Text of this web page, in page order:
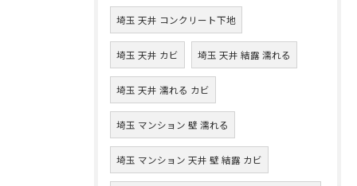
埼玉 天井 コンクリート下地
埼玉 天井 カビ 埼玉 天井 結露 濡れる
埼玉 天井 濡れる カビ
埼玉 マンション 壁 濡れる
埼玉 マンション 天井 壁 結露 カビ